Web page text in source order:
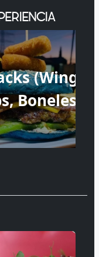
(Wings,
Boneless)